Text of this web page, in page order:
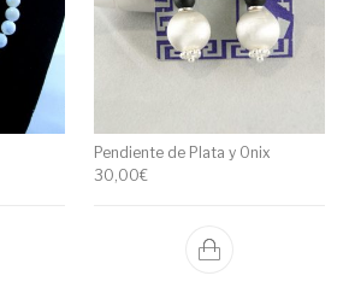
Pendiente de Plata y Onix
30,00€